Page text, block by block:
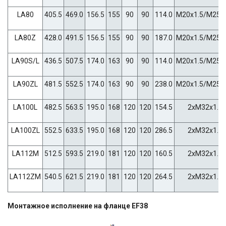
LA80 405.5 469.0 156.5 155 90 90 114.0 M20x1.5/
LA80Z 428.0 491.5 156.5 155 90 90 187.0 M20x1.5/
LA90S/L 436.5 507.5 174.0 163 90 90 114.0 M20x1.5/
LA90ZL 481.5 552.5 174.0 163 90 90 238.0 M20x1.5/
LA100L 482.5 563.5 195.0 168 120 120 154.5 2xM32x1.5
LA100ZL 552.5 633.5 195.0 168 120 120 286.5 2xM32x1.5
LA112M 512.5 593.5 219.0 181 120 120 160.5 2xM32x1.5
LA112ZM 540.5 621.5 219.0 181 120 120 264.5 2xM32x1.5
Монтажное исполнение на фланце EF38